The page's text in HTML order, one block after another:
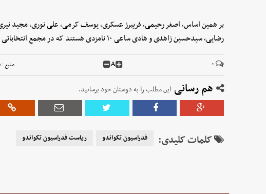
بر همین اساس، اصغر رحیمی، فریبرز عسکری، یوسف کرمی، علی نوری، مجید
رضایی، سیدحسین زاهدی و هادی ساعی ۱۰ نامزدی هستند که در مجمع انتخاباتی حاضر خواهند بود.
۰ A منبع :
هم رسانی این مطلب را به دوستان خود برسانید.
کلمات کلیدی: فدراسیون تکواندو ریاست فدراسیون تکواندو